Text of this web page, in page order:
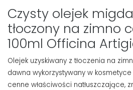
Czysty olejek
tłoczony na zimno
100ml Officina
Olejek uzyskiwany z tłoczenia na
dawna wykorzystywany w
cenne właściwości natłuszczające,